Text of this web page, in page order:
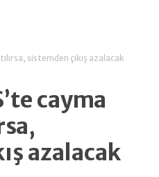
sistemden çıkış azalacak
cayma
azalacak